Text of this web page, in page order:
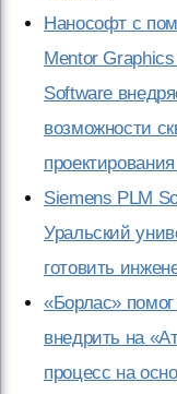
Нанософт с
Mentor
Software
возможности
Siemens PLM
Уральский
готовить
«Борлас»
внедрить на
процесс на